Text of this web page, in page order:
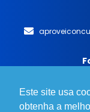
Este site usa
obtenha a